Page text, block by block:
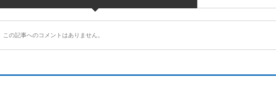
この記事へのコメントはありません。